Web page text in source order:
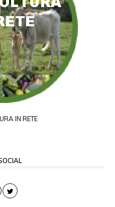
IN RETE